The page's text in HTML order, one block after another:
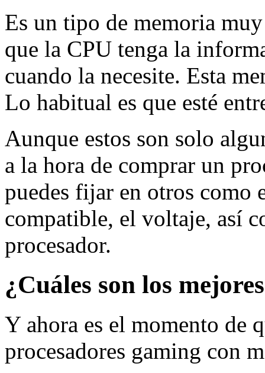
Es un tipo de memoria
que la CPU tenga la
cuando la necesite. Esta
Lo habitual es que esté
Aunque estos son solo
a la hora de comprar un
puedes fijar en otros como
compatible, el voltaje, así
procesador.
¿Cuáles son los
Y ahora es el momento de
procesadores gaming con